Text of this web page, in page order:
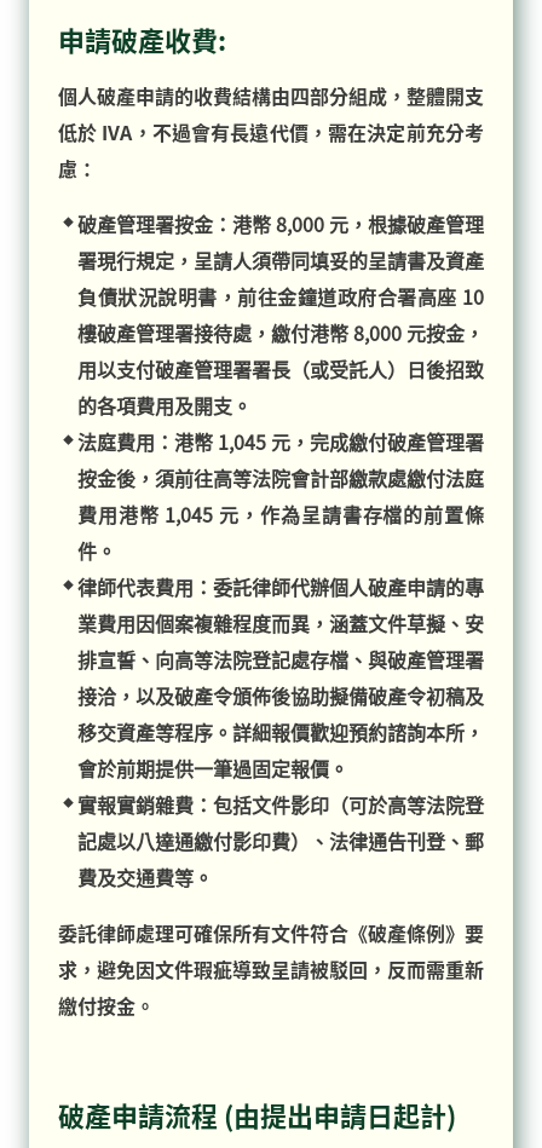
申請破產收費:
個人破產申請的收費結構由四部分組成，整體開支
低於 IVA，不過會有長遠代價，需在決定前充分考
慮：
破產管理署按金：港幣 8,000 元，根據破產管理
署現行規定，呈請人須帶同填妥的呈請書及資產
負債狀況說明書，前往金鐘道政府合署高座 10
樓破產管理署接待處，繳付港幣 8,000 元按金，
用以支付破產管理署署長（或受託人）日後招致
的各項費用及開支。
法庭費用：港幣 1,045 元，完成繳付破產管理署
按金後，須前往高等法院會計部繳款處繳付法庭
費用港幣 1,045 元，作為呈請書存檔的前置條
件。
律師代表費用：委託律師代辦個人破產申請的專
業費用因個案複雜程度而異，涵蓋文件草擬、安
排宣誓、向高等法院登記處存檔、與破產管理署
接洽，以及破產令頒佈後協助擬備破產令初稿及
移交資產等程序。詳細報價歡迎預約諮詢本所，
會於前期提供一筆過固定報價。
實報實銷雜費：包括文件影印（可於高等法院登
記處以八達通繳付影印費）、法律通告刊登、郵
費及交通費等。
委託律師處理可確保所有文件符合《破產條例》要
求，避免因文件瑕疵導致呈請被駁回，反而需重新
繳付按金。
破產申請流程 (由提出申請日起計)